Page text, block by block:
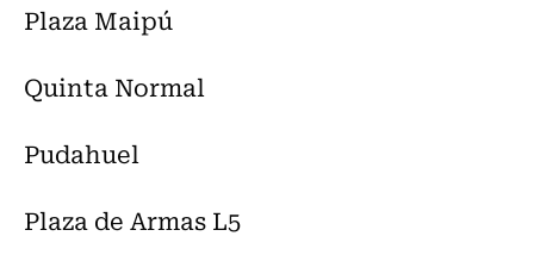
Plaza Maipú
Quinta Normal
Pudahuel
Plaza de Armas L5